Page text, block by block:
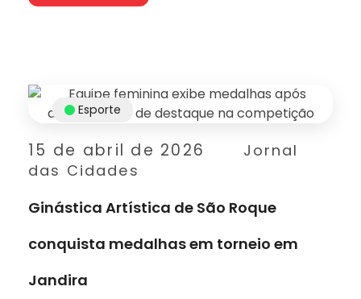
15 de abril de 2026
Jornal
das Cidades
Esporte
Ginástica Artística de São Roque
conquista medalhas em torneio em
Jandira